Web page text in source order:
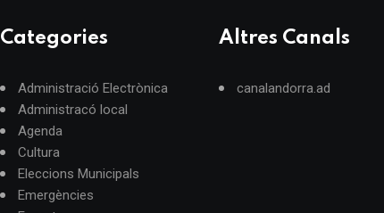
Categories
Administració Electrònica
Administracó local
Agenda
Cultura
Eleccions Municipals
Emergències
Altres Canals
canalandorra.ad